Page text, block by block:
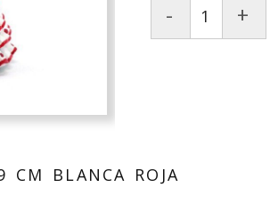
- +
CM BLANCA ROJA